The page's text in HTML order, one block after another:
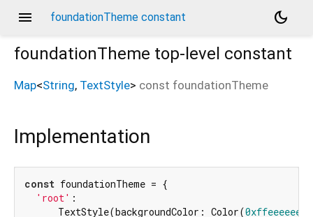
menu foundationTheme constant
dark_mode
foundationTheme top-level constant
Map<String, TextStyle> const foundationTheme
Implementation
const foundationTheme = {
'root' :
      TextStyle(backgroundColor: Color(
0xffeeeeee